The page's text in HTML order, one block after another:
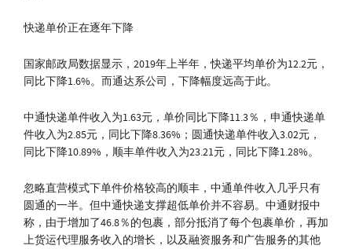
快递单价正在逐年下降
国家邮政局数据显示，2019年上半年，快递平均单价为12.2元，
同比下降1.6%。而通达系公司，下降幅度远高于此。
中通快递单件收入为1.63元，单价同比下降11.3％，申通快递单
件收入为2.85元，同比下降8.36%；圆通快递单件收入3.02元，
同比下降10.89%，顺丰单件收入为23.21元，同比下降1.28%。
忽略直营模式下单件价格较高的顺丰，中通单件收入几乎只有
圆通的一半。但中通快递支撑超低单价并不容易。中通财报中
称，由于增加了46.8％的包裹，部分抵消了每个包裹单价，再加
上货运代理服务收入的增长，以及融资服务和广告服务的其他